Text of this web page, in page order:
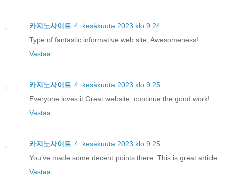
카지노사이트 4. kesäkuuta 2023 klo 9.24
Type of fantastic informative web site, Awesomeness!
Vastaa
카지노사이트 4. kesäkuuta 2023 klo 9.25
Everyone loves it Great website, continue the good work!
Vastaa
카지노사이트 4. kesäkuuta 2023 klo 9.25
You’ve made some decent points there. This is great article
Vastaa